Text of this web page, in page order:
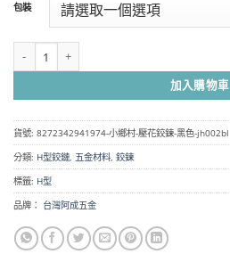
圍：
NT$65
NT$1,180
包裝
加入購物車
貨號: 8272342941974-小鄉村-壓花鉸鍊-黑色-jh002bl
分類: H型鉸鏈, 五金材料, 鉸鍊
標籤: H型
品牌： 台灣阿成五金